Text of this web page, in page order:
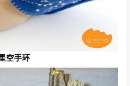
空手环